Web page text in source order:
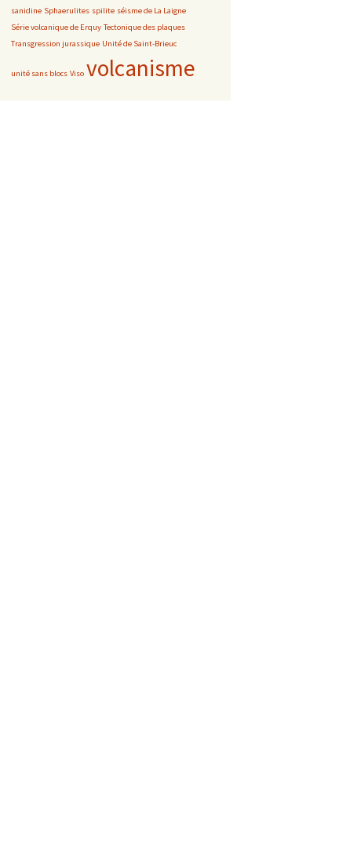
sanidine Sphaerulites spilite séisme de La Laigne
Série volcanique de Erquy Tectonique des plaques
Transgression jurassique Unité de Saint-Brieuc
unité sans blocs Viso volcanisme